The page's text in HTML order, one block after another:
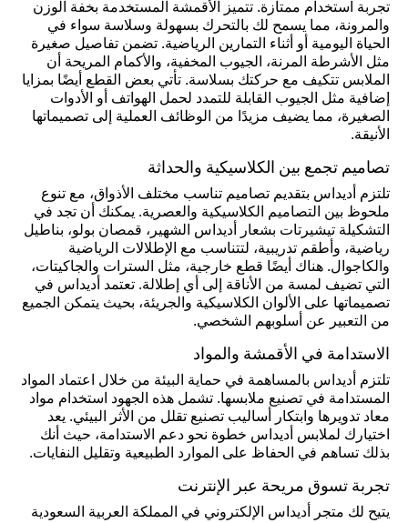
تجربة استخدام ممتازة. تتميز الأقمشة المستخدمة بخفة الوزن
والمرونة، مما يسمح لك بالتحرك بسهولة وسلاسة سواء في
الحياة اليومية أو أثناء التمارين الرياضية. تضمن تفاصيل صغيرة
مثل الأشرطة المرنة، الجيوب المخفية، والأكمام المريحة أن
الملابس تتكيف مع حركتك بسلاسة. تأتي بعض القطع أيضًا بمزايا
إضافية مثل الجيوب القابلة للتمدد لحمل الهواتف أو الأدوات
الصغيرة، مما يضيف مزيدًا من الوظائف العملية إلى تصميماتها
الأنيقة.
تصاميم تجمع بين الكلاسيكية والحداثة
تلتزم أديداس بتقديم تصاميم تناسب مختلف الأذواق، مع تنوع
ملحوظ بين التصاميم الكلاسيكية والعصرية. يمكنك أن تجد في
التشكيلة تيشيرتات بشعار أديداس الشهير، قمصان بولو، بناطيل
رياضية، وأطقم تدريبية، لتتناسب مع الإطلالات الرياضية
والكاجوال. هناك أيضًا قطع خارجية، مثل السترات والجاكيتات،
التي تضيف لمسة من الأناقة إلى أي إطلالة. تعتمد أديداس في
تصميماتها على الألوان الكلاسيكية والجريئة، بحيث يتمكن الجميع
من التعبير عن أسلوبهم الشخصي.
الاستدامة في الأقمشة والمواد
تلتزم أديداس بالمساهمة في حماية البيئة من خلال اعتماد المواد
المستدامة في تصنيع ملابسها. تشمل هذه الجهود استخدام مواد
معاد تدويرها وابتكار أساليب تصنيع تقلل من الأثر البيئي. يعد
اختيارك لملابس أديداس خطوة نحو دعم الاستدامة، حيث أنك
بذلك تساهم في الحفاظ على الموارد الطبيعية وتقليل النفايات.
تجربة تسوق مريحة عبر الإنترنت
يتيح لك متجر أديداس الإلكتروني في المملكة العربية السعودية